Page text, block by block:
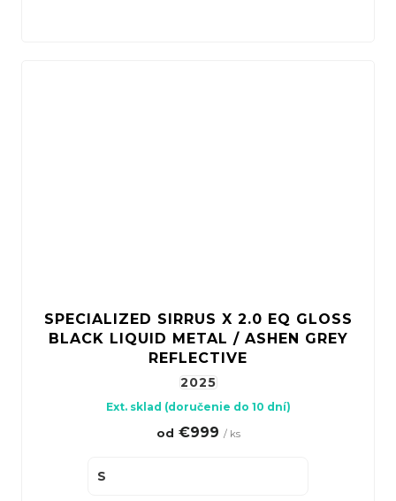
SPECIALIZED SIRRUS X 2.0 EQ GLOSS
BLACK LIQUID METAL / ASHEN GREY
REFLECTIVE
2025
Ext. sklad (doručenie do 10 dní)
od €999 / ks
S